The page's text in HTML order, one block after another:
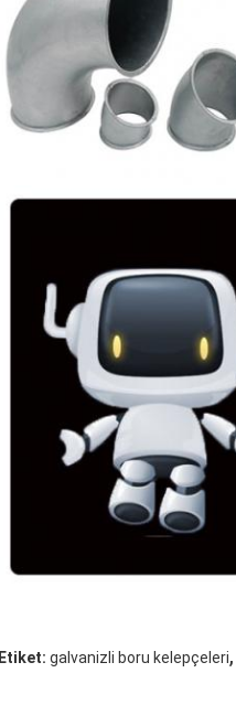
Etiket: galvanizli boru kelepçeleri,